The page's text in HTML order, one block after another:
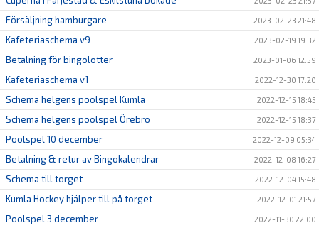
Försäljning hamburgare 2023-02-23 21:48
Kafeteriaschema v9 2023-02-19 19:32
Betalning för bingolotter 2023-01-06 12:59
Kafeteriaschema v1 2022-12-30 17:20
Schema helgens poolspel Kumla 2022-12-15 18:45
Schema helgens poolspel Örebro 2022-12-15 18:37
Poolspel 10 december 2022-12-09 05:34
Betalning & retur av Bingokalendrar 2022-12-08 16:27
Schema till torget 2022-12-04 15:48
Kumla Hockey hjälper till på torget 2022-12-01 21:57
Poolspel 3 december 2022-11-30 22:00